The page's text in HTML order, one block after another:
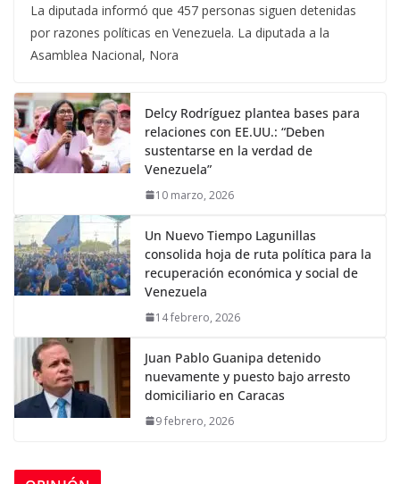
La diputada informó que 457 personas siguen detenidas
por razones políticas en Venezuela. La diputada a la
Asamblea Nacional, Nora
Delcy Rodríguez plantea bases para
relaciones con EE.UU.: “Deben
sustentarse en la verdad de
Venezuela”
10 marzo, 2026
Un Nuevo Tiempo Lagunillas
consolida hoja de ruta política para la
recuperación económica y social de
Venezuela
14 febrero, 2026
Juan Pablo Guanipa detenido
nuevamente y puesto bajo arresto
domiciliario en Caracas
9 febrero, 2026